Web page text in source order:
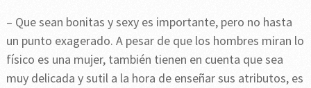
– Que sean bonitas y sexy es importante, pero no hasta
un punto exagerado. A pesar de que los hombres miran lo
físico es una mujer, también tienen en cuenta que sea
muy delicada y sutil a la hora de enseñar sus atributos, es